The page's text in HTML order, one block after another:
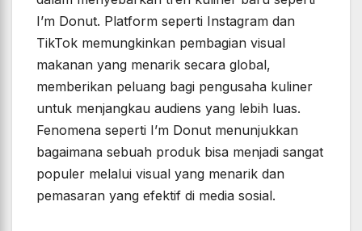
I’m Donut. Platform seperti Instagram dan
TikTok memungkinkan pembagian visual
makanan yang menarik secara global,
memberikan peluang bagi pengusaha kuliner
untuk menjangkau audiens yang lebih luas.
Fenomena seperti I’m Donut menunjukkan
bagaimana sebuah produk bisa menjadi sangat
populer melalui visual yang menarik dan
pemasaran yang efektif di media sosial.